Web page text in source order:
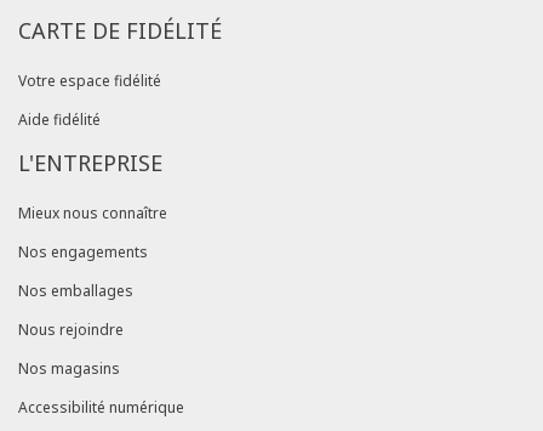
CARTE DE FIDÉLITÉ
Votre espace fidélité
Aide fidélité
L'ENTREPRISE
Mieux nous connaître
Nos engagements
Nos emballages
Nous rejoindre
Nos magasins
Accessibilité numérique